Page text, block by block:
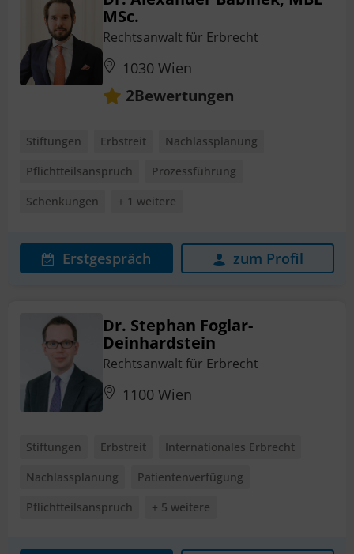
MSc.
Rechtsanwalt für Erbrecht
1030 Wien
2Bewertungen
Stiftungen Erbstreit
Nachlassplanung
Pflichtteilsanspruch
Prozessführung
Schenkungen
+ 1 weitere
Erstgespräch zum Profil
Dr. Stephan Foglar-
Deinhardstein
Rechtsanwalt für Erbrecht
1100 Wien
Stiftungen Erbstreit
Internationales Erbrecht
Nachlassplanung
Patientenverfügung
Pflichtteilsanspruch
+ 5 weitere